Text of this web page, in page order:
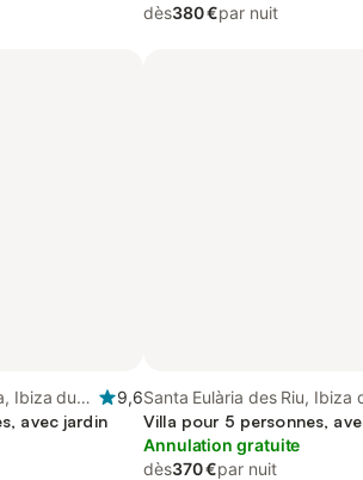
dès380 €par nuit
Ibiza du
9,6
avec jardin
Santa Eulària des Riu, Ibiza
Villa pour 5 personnes,
Annulation gratuite
dès370 €par nuit